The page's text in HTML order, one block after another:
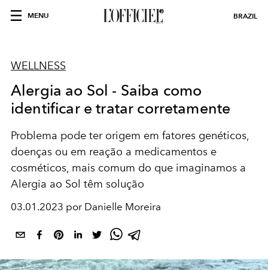
MENU BRAZIL
WELLNESS
Alergia ao Sol - Saiba como
identificar e tratar corretamente
Problema pode ter origem em fatores genéticos,
doenças ou em reação a medicamentos e
cosméticos, mais comum do que imaginamos a
Alergia ao Sol têm solução
03.01.2023 por Danielle Moreira